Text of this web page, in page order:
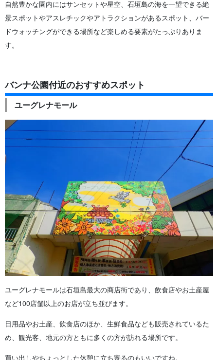
自然豊かな園内にはサンセットや星空、石垣島の海を一望できる絶
景スポットやアスレチックやアトラクションがあるスポット、バー
ドウォッチングができる場所など楽しめる要素がたっぷりありま
す。
バンナ公園付近のおすすめスポット
ユーグレナモール
ユーグレナモールは石垣島最大の商店街であり、飲食店やお土産屋
など100店舗以上のお店が立ち並びます。
日用品やお土産、飲食店のほか、生鮮食品なども販売されているた
め、観光客、地元の方ともに多くの方が訪れる場所です。
買い出しやちょっとした休憩に立ち寄るのもいいですね。